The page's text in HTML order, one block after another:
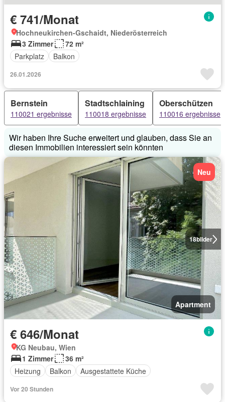
€ 741/Monat
Hochneukirchen-Gschaidt, Niederösterreich
3 Zimmer
72 m²
Parkplatz
Balkon
26.01.2026
Bernstein
110021 ergebnisse
Stadtschlaining
110018 ergebnisse
Oberschützen
110016 ergebnisse
Wir haben Ihre Suche erweitert und glauben, dass Sie an
diesen Immobilien interessiert sein könnten
18bilder
Neu
Apartment
€ 646/Monat
KG Neubau, Wien
1 Zimmer
36 m²
Heizung
Balkon Ausgestattete Küche
Vor 20 Stunden